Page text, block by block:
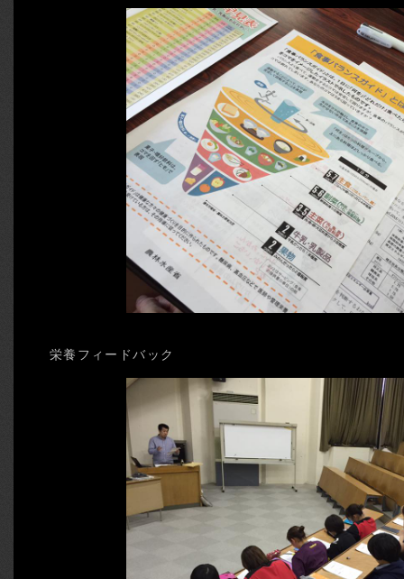
栄養フィードバック